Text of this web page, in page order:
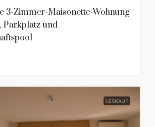
3-Zimmer-Maisonette-Wohnung
Parkplatz und
VERKAUF